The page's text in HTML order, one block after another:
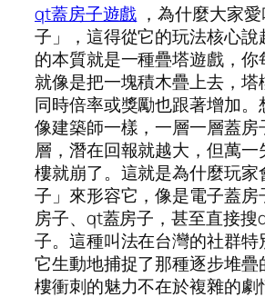
qt蓋房子遊戲 ，為什麼大家
子」，這得從它的玩法核心說
的本質就是一種疊塔遊戲，你
就像是把一塊積木疊上去，塔
同時倍率或獎勵也跟著增加。
像建築師一樣，一層一層蓋房
層，潛在回報就越大，但萬一
樓就崩了。這就是為什麼玩家
子」來形容它，像是電子蓋
房子、qt蓋房子，甚至直接搜
子。這種叫法在台灣的社群特
它生動地捕捉了那種逐步堆疊
樓衝刺的魅力不在於複雜的劇